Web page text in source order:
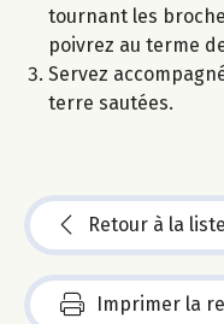
tournant les
poivrez au terme
Servez
terre sautées.
Retour à la liste
Imprimer la